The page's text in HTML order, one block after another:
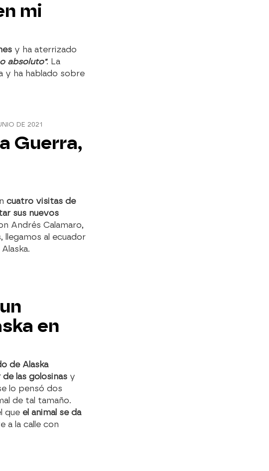
mi
y ha aterrizado
absoluto". La
y ha hablado sobre
DE 2021
Guerra,
cuatro visitas de
sus nuevos
Andrés Calamaro,
llegamos al ecuador
en
de Alaska
las golosinas y
lo pensó dos
de tal tamaño.
que el animal se da
a la calle con